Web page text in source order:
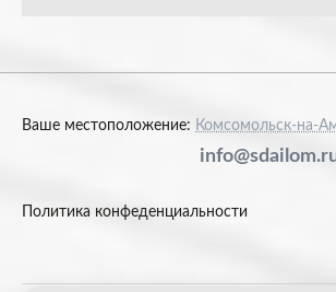
Ваше местоположение: Комсомольск-на-
Политика конфеденциальности